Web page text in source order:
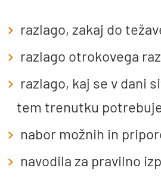
razlago, zakaj do
razlago otrokovega
razlago, kaj se v dani
tem trenutku
nabor možnih in
navodila za pravilno